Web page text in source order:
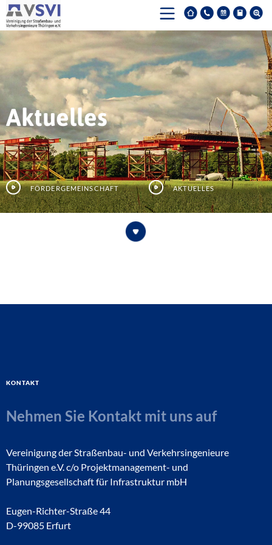
Aktuelles
Fördergemeinschaft Aktuelles
Kontakt
Nehmen Sie Kontakt mit uns auf
Vereinigung der Straßenbau- und Verkehrsingenieure
Thüringen e.V. c/o Projektmanagement- und
Planungsgesellschaft für Infrastruktur mbH
Eugen-Richter-Straße 44
D-99085 Erfurt